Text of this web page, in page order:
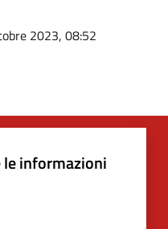
2023, 08:52
le informazioni